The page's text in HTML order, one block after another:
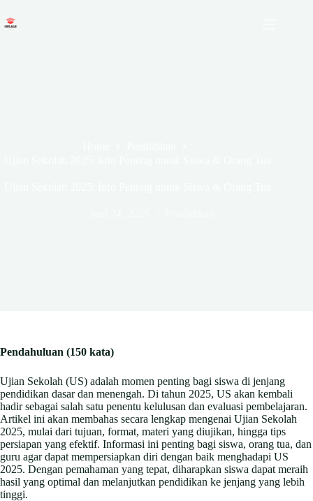
to
content
Pendahuluan (150 kata)
Ujian Sekolah (US) adalah momen penting bagi siswa di jenjang
pendidikan dasar dan menengah. Di tahun 2025, US akan kembali
hadir sebagai salah satu penentu kelulusan dan evaluasi pembelajaran.
Artikel ini akan membahas secara lengkap mengenai Ujian Sekolah
2025, mulai dari tujuan, format, materi yang diujikan, hingga tips
persiapan yang efektif. Informasi ini penting bagi siswa, orang tua, dan
guru agar dapat mempersiapkan diri dengan baik menghadapi US
2025. Dengan pemahaman yang tepat, diharapkan siswa dapat meraih
hasil yang optimal dan melanjutkan pendidikan ke jenjang yang lebih
tinggi.